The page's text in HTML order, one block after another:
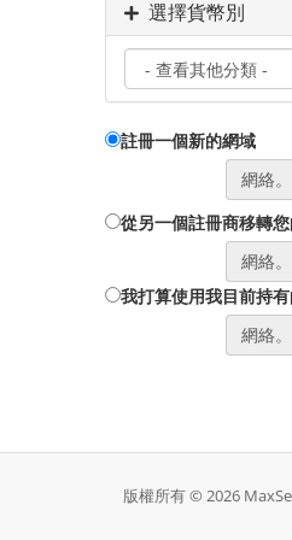
選擇貨幣別
註冊一個新的網域
網絡。
從另一個註冊商移轉
網絡。
我打算使用我目前持
網絡。
版權所有 © 2026